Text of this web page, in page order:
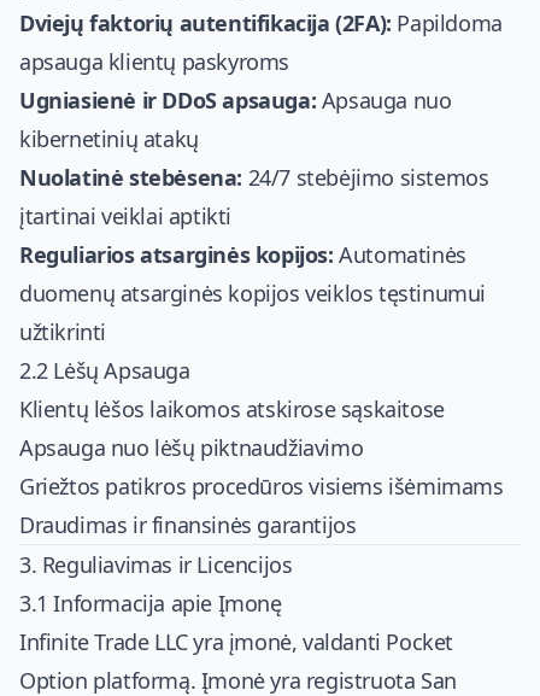
Dviejų faktorių autentifikacija (2FA): Papildoma
apsauga klientų paskyroms
Ugniasienė ir DDoS apsauga: Apsauga nuo
kibernetinių atakų
Nuolatinė stebėsena: 24/7 stebėjimo sistemos
įtartinai veiklai aptikti
Reguliarios atsarginės kopijos: Automatinės
duomenų atsarginės kopijos veiklos tęstinumui
užtikrinti
2.2 Lėšų Apsauga
Klientų lėšos laikomos atskirose sąskaitose
Apsauga nuo lėšų piktnaudžiavimo
Griežtos patikros procedūros visiems išėmimams
Draudimas ir finansinės garantijos
3. Reguliavimas ir Licencijos
3.1 Informacija apie Įmonę
Infinite Trade LLC yra įmonė, valdanti Pocket
Option platformą. Įmonė yra registruota San